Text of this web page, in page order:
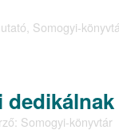
, Somogyi-
dedikálnak
Somogyi-könyvtár